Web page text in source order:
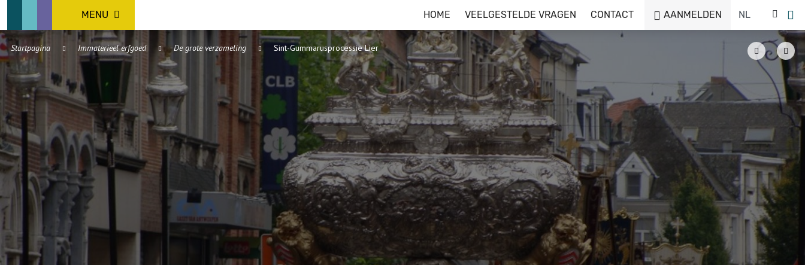
MENU HOME VEELGESTELDE VRAGEN CONTACT AANMELDEN
Startpagina Immaterieel erfgoed De grote verzameling Sint-Gummarusprocessie Lier